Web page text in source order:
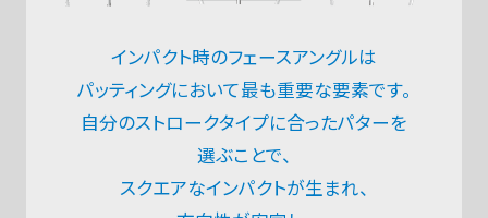
インパクト時のフェースアングルは
パッティングにおいて最も重要な要素です。
自分のストロークタイプに合ったパターを
選ぶことで、
スクエアなインパクトが生まれ、